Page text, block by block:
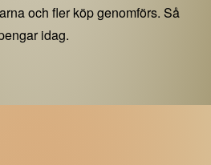
och fler köp genomförs. Så
idag.